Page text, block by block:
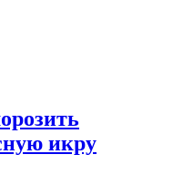
икру